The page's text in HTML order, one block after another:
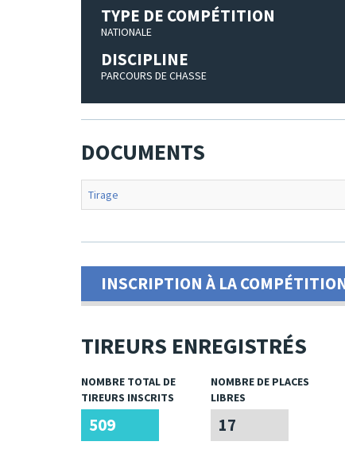
TYPE DE COMPÉTITION
NATIONALE
DISCIPLINE
PARCOURS DE CHASSE
DOCUMENTS
Tirage
INSCRIPTION À LA
TIREURS ENREGISTRÉS
NOMBRE TOTAL DE
TIREURS INSCRITS
509
NOMBRE DE PLACES
LIBRES
17